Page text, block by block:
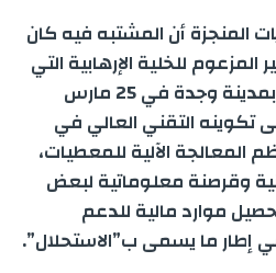
المنجزة أن المشتبه فيه كان
للخلية الإرهابية التي
فككتها المصالح الأمنية بمدينة وجدة في 25 مارس
على تكوينه التقني العالي في
الآلية للمعطيات،
وقرصنة معلوماتية لبعض
موارد مالية للدعم
إطار ما يسمى ب”الاستحلال”.